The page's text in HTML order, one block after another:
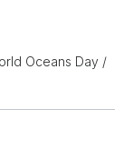
Oceans Day /